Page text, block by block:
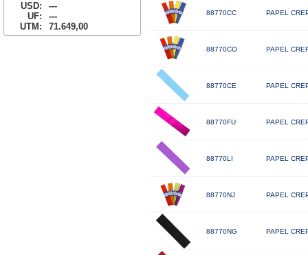
USD:
---
UF:
---
UTM:
71.649,00
88770CC PAPEL
88770CO PAPEL
88770CE PAPEL
88770FU PAPEL
88770LI PAPEL
88770NJ PAPEL
88770NG PAPEL